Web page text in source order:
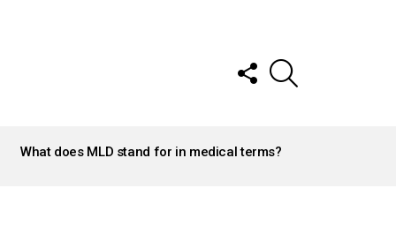
FOLLOW
US
What does MLD stand for in medical terms?